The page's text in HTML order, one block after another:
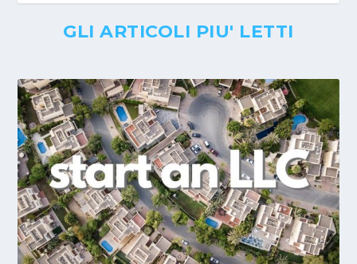
GLI ARTICOLI PIU' LETTI